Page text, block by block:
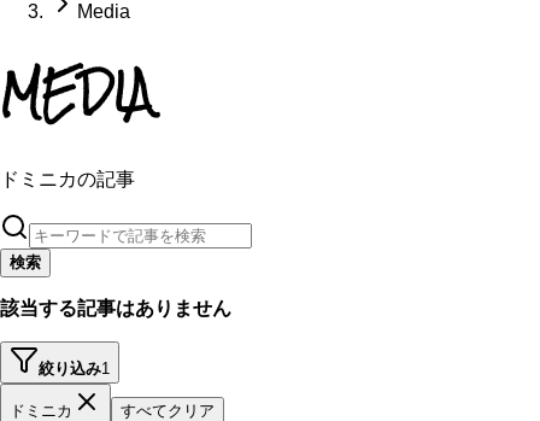
Media
MEDIA
ドミニカの記事
検索
該当する記事はありません
絞り込み1
ドミニカ すべてクリア